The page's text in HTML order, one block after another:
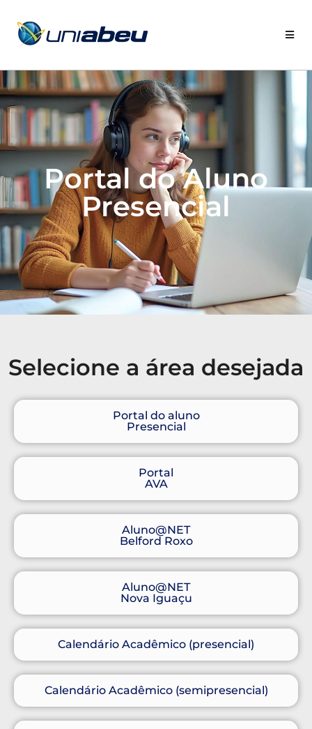
Portal do Aluno
Presencial
Selecione a área desejada
Portal do aluno
Presencial
Portal
AVA
Aluno@NET
Belford Roxo
Aluno@NET
Nova Iguaçu
Calendário Acadêmico (presencial)
Calendário Acadêmico (semipresencial)